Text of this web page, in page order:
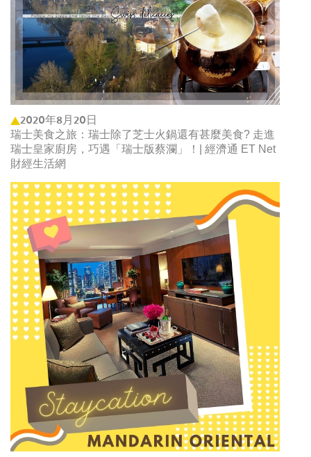
2020年8月20日
瑞士美食之旅：瑞士除了芝士火鍋還有甚麼美食? 走進
瑞士皇家廚房，巧遇「瑞士版蔡瀾」！| 經濟通 ET Net
財經生活網